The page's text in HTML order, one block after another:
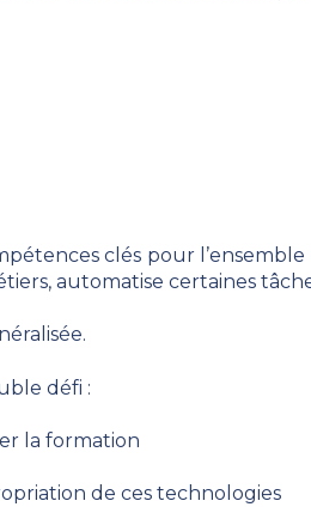
clés pour
automatise certaines
défi :
la formation
de ces technologies